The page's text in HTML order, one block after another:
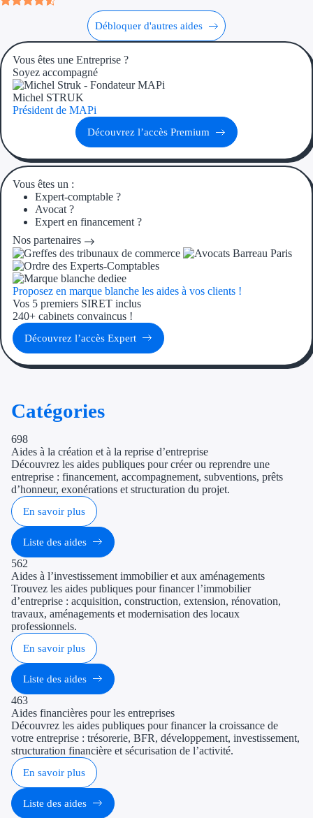
Ressources
Nos guides
Nos partenaires
Débloquer d'autres aides
Vous êtes une Entreprise ?
Soyez accompagné
Michel STRUK
Président de MAPi
Découvrez l’accès Premium
Vous êtes un :
Expert-comptable ?
Avocat ?
Expert en financement ?
Nos partenaires
Proposez en marque blanche les aides à vos clients !
Vos 5 premiers SIRET inclus
240+ cabinets convaincus !
Découvrez l’accès Expert
Catégories
698
Aides à la création et à la reprise d’entreprise
Découvrez les aides publiques pour créer ou reprendre une
entreprise : financement, accompagnement, subventions, prêts
d’honneur, exonérations et structuration du projet.
En savoir plus
Liste des aides
562
Aides à l’investissement immobilier et aux aménagements
Trouvez les aides publiques pour financer l’immobilier
d’entreprise : acquisition, construction, extension, rénovation,
travaux, aménagements et modernisation des locaux
professionnels.
En savoir plus
Liste des aides
463
Aides financières pour les entreprises
Découvrez les aides publiques pour financer la croissance de
votre entreprise : trésorerie, BFR, développement, investissement,
structuration financière et sécurisation de l’activité.
En savoir plus
Liste des aides